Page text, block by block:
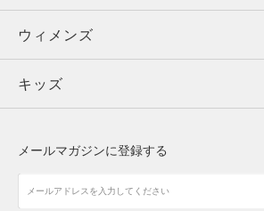
ウィメンズ
キッズ
アクセサリー
トップス
ボトムス
アクセサリー
ウィメンズ
トップス
シューズ
キッズ
メールマガジンに登録する